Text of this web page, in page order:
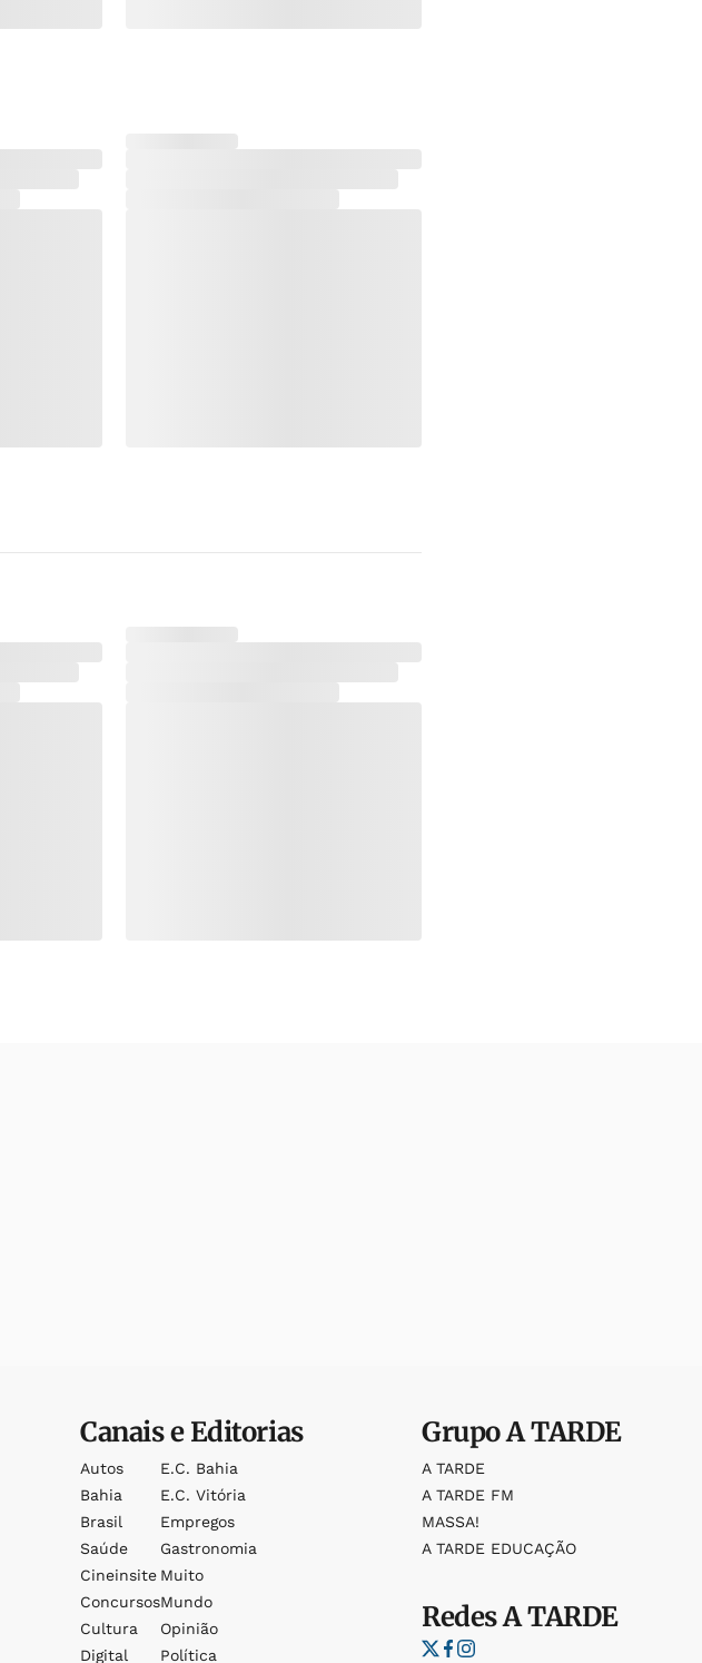
Canais e Editorias
Autos
Bahia
Brasil
Saúde
Cineinsite
Concursos
Cultura
Digital
E.c. Bahia
E.c. Vitória
Empregos
Gastronomia
Muito
Mundo
Opinião
Política
GrupoA TARDE
A TARDE
A TARDE FM
MASSA!
A TARDE EDUCAÇÃO
RedesA TARDE